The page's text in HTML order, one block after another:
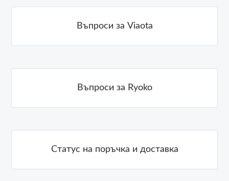
Въпроси за Viaota
Въпроси за Ryoko
Статус на поръчка и доставка